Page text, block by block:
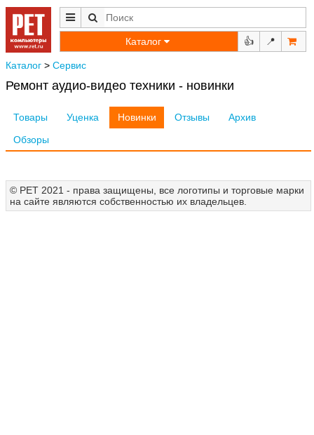
Каталог 👍 📍
Каталог > Сервис
Ремонт аудио-видео техники - новинки
Товары Уценка Новинки Отзывы
Архив
Обзоры
© РЕТ 2021 - права защищены, все логотипы и торговые марки
на сайте являются собственностью их владельцев.